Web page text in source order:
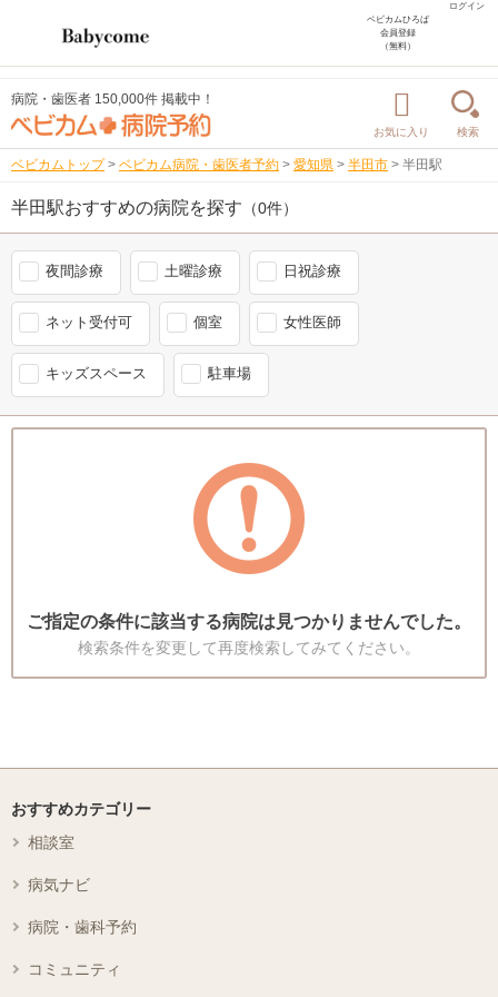
ログイン
ベビカムひろば
会員登録
（無料）
病院・歯医者 150,000件 掲載中！
お気に入り 検索
ベビカムトップ > ベビカム病院・歯医者予約 > 愛知県 > 半田市 > 半田駅
半田駅おすすめの病院を探す （0件）
夜間診療 土曜診療 日祝診療
ネット受付可 個室 女性医師
キッズスペース 駐車場
ご指定の条件に該当する病院は見つかりませんでした。
検索条件を変更して再度検索してみてください。
おすすめカテゴリー
相談室
病気ナビ
病院・歯科予約
コミュニティ